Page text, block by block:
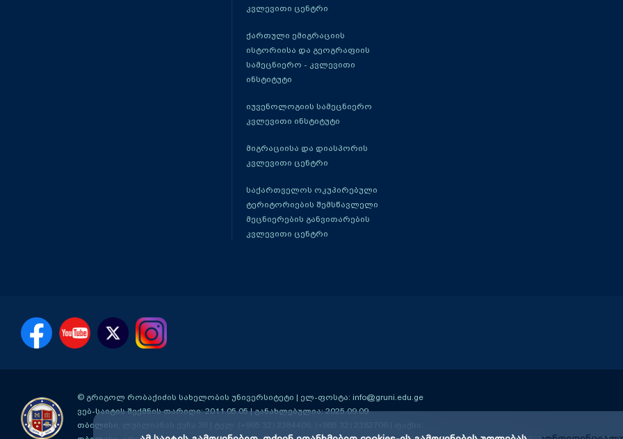
კვლევითი ცენტრი
ქართული ემიგრაციის
ისტორიისა და გეოგრაფიის
სამეცნიერო - კვლევითი
ინსტიტუტი
იუვენოლოგიის სამეცნიერო
კვლევითი ინსტიტუტი
მიგრაციისა და დიასპორის
კვლევითი ცენტრი
საქართველოს ოკუპირებული
ტერიტორიების შემსწავლელი
მეცნიერების განვითარების
კვლევითი ცენტრი
© გრიგოლ რობაქიძის სახელობის უნივერსიტეტი | ელ-ფოსტა: info@gruni.edu.ge
ვებ-საიტის შექმნის თარიღი: 2011.05.05 | განახლებულია: 2025.09.09
თბილისი, ლუბლიანას ქუჩა 36